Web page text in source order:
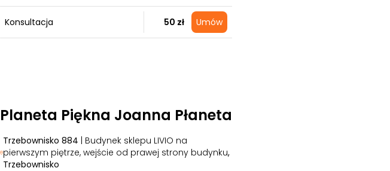
Konsultacja 50 zł Umów
Planeta Piękna Joanna Płaneta
Trzebownisko 884 | Budynek sklepu LIVIO na
pierwszym piętrze, wejście od prawej strony budynku,
Trzebownisko